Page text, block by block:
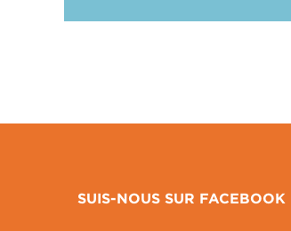
SUIS-NOUS SUR FACEBOOK